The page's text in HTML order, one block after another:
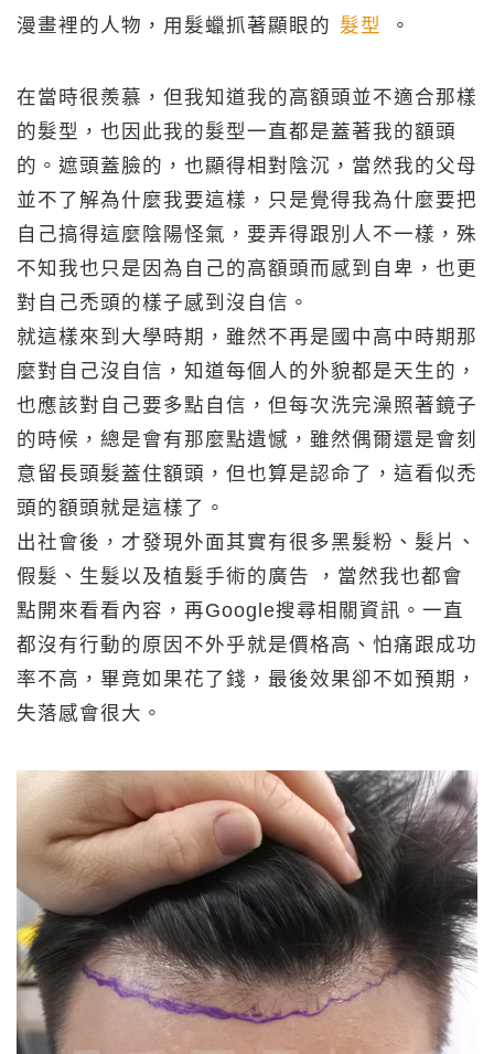
漫畫裡的人物，用髮蠟抓著顯眼的 髮型 。
在當時很羨慕，但我知道我的高額頭並不適合那樣
的髮型，也因此我的髮型一直都是蓋著我的額頭
的。遮頭蓋臉的，也顯得相對陰沉，當然我的父母
並不了解為什麼我要這樣，只是覺得我為什麼要把
自己搞得這麼陰陽怪氣，要弄得跟別人不一樣，殊
不知我也只是因為自己的高額頭而感到自卑，也更
對自己禿頭的樣子感到沒自信。
就這樣來到大學時期，雖然不再是國中高中時期那
麼對自己沒自信，知道每個人的外貌都是天生的，
也應該對自己要多點自信，但每次洗完澡照著鏡子
的時候，總是會有那麼點遺憾，雖然偶爾還是會刻
意留長頭髮蓋住額頭，但也算是認命了，這看似禿
頭的額頭就是這樣了。
出社會後，才發現外面其實有很多黑髮粉、髮片、
假髮、生髮以及植髮手術的廣告 ，當然我也都會
點開來看看內容，再Google搜尋相關資訊。一直
都沒有行動的原因不外乎就是價格高、怕痛跟成功
率不高，畢竟如果花了錢，最後效果卻不如預期，
失落感會很大。